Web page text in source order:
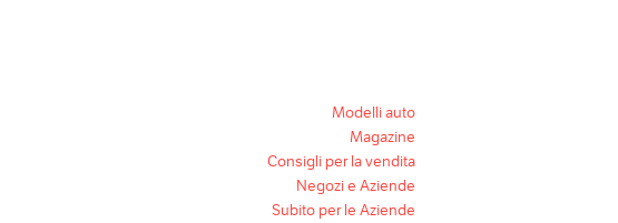
Modelli auto
Magazine
Consigli per la vendita
Negozi e Aziende
Subito per le Aziende